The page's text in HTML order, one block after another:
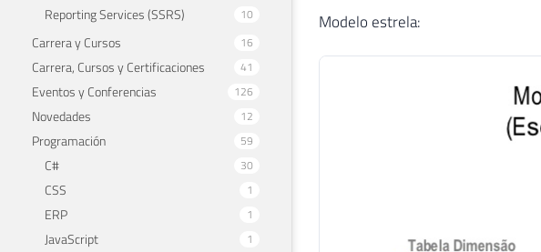
Reporting Services (SSRS) 10
Carrera y Cursos 16
Carrera, Cursos y Certificaciones 41
Eventos y Conferencias 126
Novedades 12
Programación 59
C# 30
CSS 1
ERP 1
JavaScript 1
Modelo estrela: